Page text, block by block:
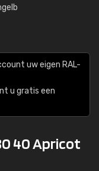
uw eigen RAL-
u gratis een
40 Apricot